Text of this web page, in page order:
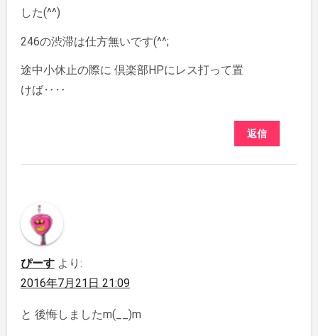
した(^^)
246の渋滞は仕方無いです(^^;
途中小休止の際に 倶楽部HPにレス打って置
けば‥‥
返信
ぴーす より:
2016年7月21日 21:09
と 後悔しましたm(__)m